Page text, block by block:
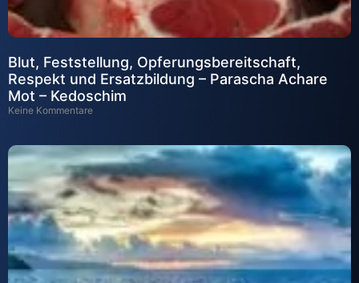
Blut, Feststellung, Opferungsbereitschaft,
Respekt und Ersatzbildung – Parascha Achare
Mot – Kedoschim
Keine Kommentare